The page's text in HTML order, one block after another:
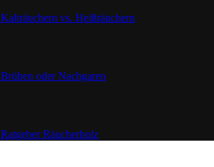
Kalträuchern vs. Heißräuchern
Brühen oder Nachgaren
Ratgeber Räucherholz